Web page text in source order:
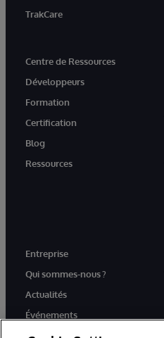
TrakCare
Centre de Ressources
Développeurs
Formation
Certification
Blog
Ressources
Entreprise
Qui sommes-nous ?
Actualités
Événements
Rejoignez-nous